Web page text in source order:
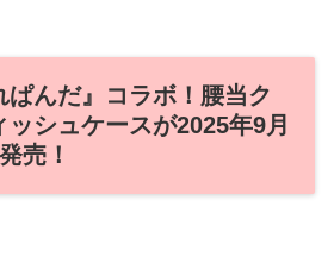
ぱんだ』コラボ！腰当ク
ッシュケースが2025年9月
売！